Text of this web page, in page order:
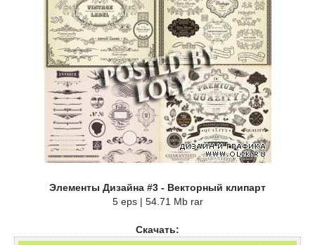
Элементы Дизайна #3 - Векторный клипарт
5 eps | 54.71 Mb rar
Скачать: